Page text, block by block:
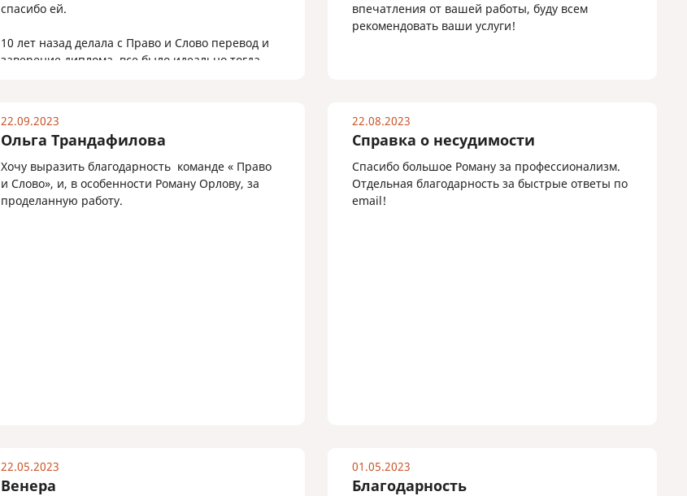
спасибо ей.
10 лет назад делала с Право и Слово перевод и
заверение диплома, все было идеально тогда,
впечатления от вашей работы, буду всем
рекомендовать ваши услуги!
22.09.2023
Ольга Трандафилова
Хочу выразить благодарность команде « Право
и Слово», и, в особенности Роману Орлову, за
проделанную работу.
22.08.2023
Справка о несудимости
Спасибо большое Роману за профессионализм.
Отдельная благодарность за быстрые ответы по
email!
22.05.2023
Венера
01.05.2023
Благодарность